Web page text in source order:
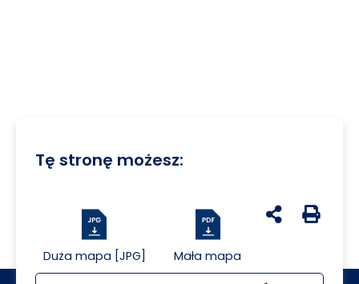
Tę stronę możesz:
Duża mapa [JPG] Mała mapa
udostępnij na
Generuj